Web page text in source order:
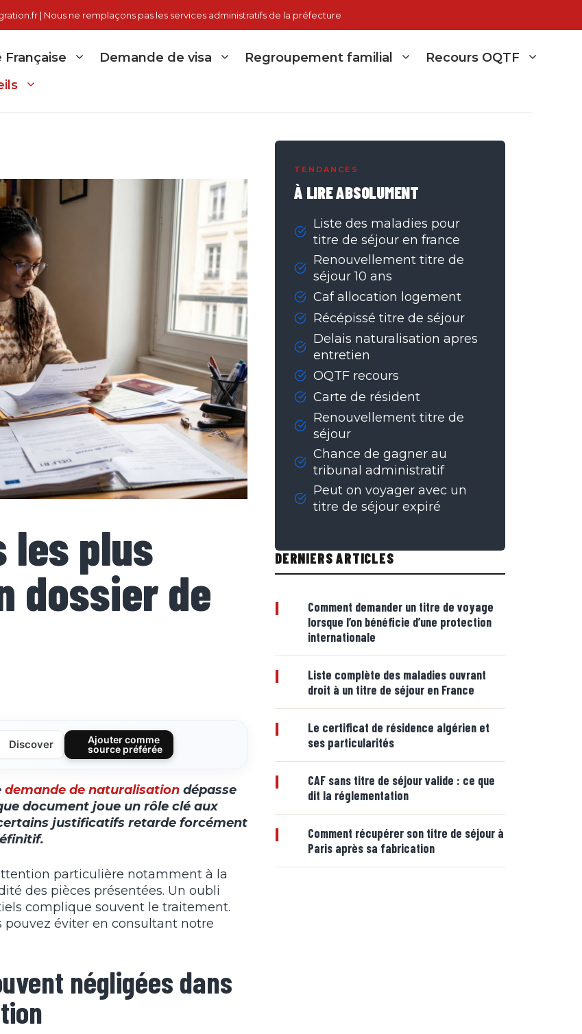
| Nous ne remplaçons pas les services administratifs de la préfecture
Française Demande de visa Regroupement familial
Recours OQTF
les plus
dossier de
Discover
Ajouter comme
source préférée
demande de naturalisation dépasse
document joue un rôle clé aux
justificatifs retarde forcément
particulière notamment à la
des pièces présentées. Un oubli
complique souvent le traitement.
pouvez éviter en consultant notre
négligées dans
TENDANCES
À LIRE ABSOLUMENT
Liste des maladies pour
titre de séjour en france
Renouvellement titre de
séjour 10 ans
Caf allocation logement
Récépissé titre de séjour
Delais naturalisation apres
entretien
OQTF recours
Carte de résident
Renouvellement titre de
séjour
Chance de gagner au
tribunal administratif
Peut on voyager avec un
titre de séjour expiré
DERNIERS ARTICLES
|
Comment demander un titre de voyage
lorsque l’on bénéficie d’une protection
internationale
|
Liste complète des maladies ouvrant
droit à un titre de séjour en France
|
Le certificat de résidence algérien et
ses particularités
|
CAF sans titre de séjour valide : ce que
dit la réglementation
|
Comment récupérer son titre de séjour à
Paris après sa fabrication